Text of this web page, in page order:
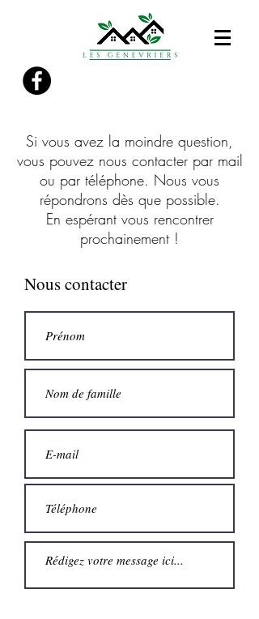
Si vous avez la moindre question,
vous pouvez nous contacter par mail
ou par téléphone. Nous vous
répondrons dès que possible.
En espérant vous rencontrer
prochainement !
Nous contacter